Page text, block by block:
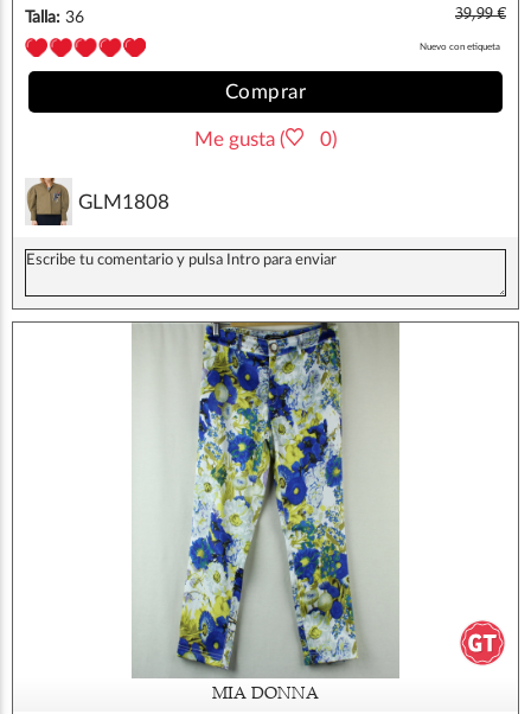
Talla: 36 39,99 €
Nuevo con etiqueta
Comprar
Me gusta ( 0)
GLM1808
MIA DONNA